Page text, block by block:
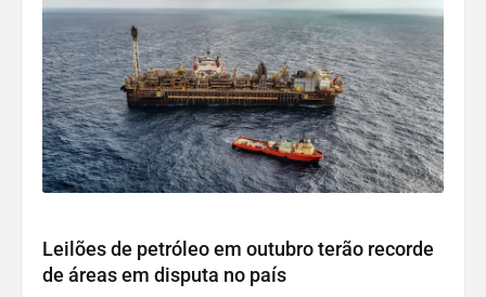
Leilões de petróleo em outubro terão recorde
de áreas em disputa no país